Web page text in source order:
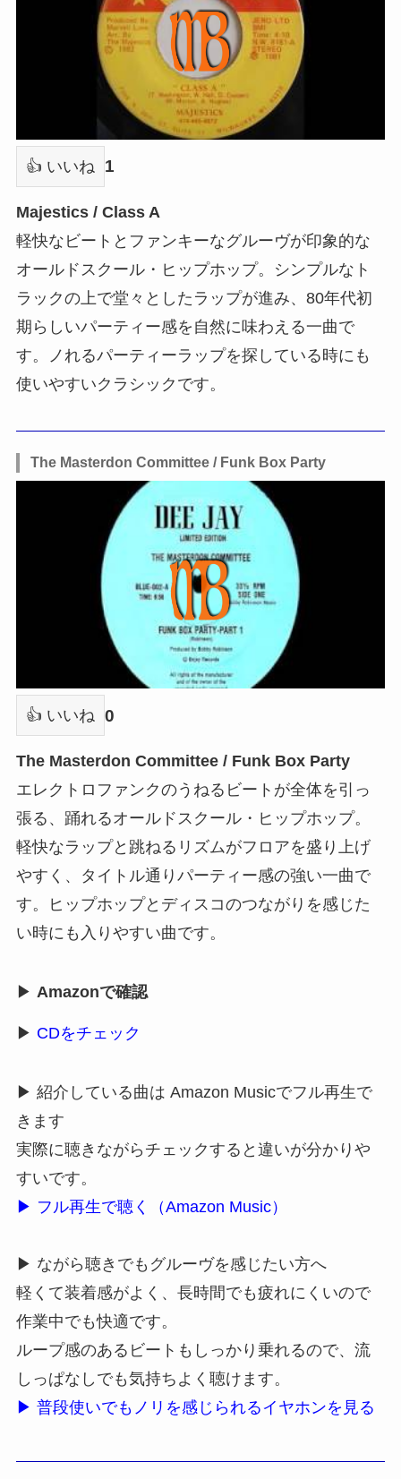
👍 いいね 1
Majestics / Class A
軽快なビートとファンキーなグルーヴが印象的な
オールドスクール・ヒップホップ。シンプルなト
ラックの上で堂々としたラップが進み、80年代初
期らしいパーティー感を自然に味わえる一曲で
す。ノれるパーティーラップを探している時にも
使いやすいクラシックです。
The Masterdon Committee / Funk Box Party
👍 いいね 0
The Masterdon Committee / Funk Box Party
エレクトロファンクのうねるビートが全体を引っ
張る、踊れるオールドスクール・ヒップホップ。
軽快なラップと跳ねるリズムがフロアを盛り上げ
やすく、タイトル通りパーティー感の強い一曲で
す。ヒップホップとディスコのつながりを感じた
い時にも入りやすい曲です。
▶ Amazonで確認
▶ CDをチェック
▶ 紹介している曲は Amazon Musicでフル再生で
きます
実際に聴きながらチェックすると違いが分かりや
すいです。
▶ フル再生で聴く（Amazon Music）
▶ ながら聴きでもグルーヴを感じたい方へ
軽くて装着感がよく、長時間でも疲れにくいので
作業中でも快適です。
ループ感のあるビートもしっかり乗れるので、流
しっぱなしでも気持ちよく聴けます。
▶ 普段使いでもノリを感じられるイヤホンを見る